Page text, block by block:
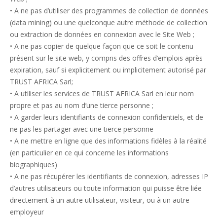
• A ne pas d’utiliser des programmes de collection de données
(data mining) ou une quelconque autre méthode de collection
ou extraction de données en connexion avec le Site Web ;
• A ne pas copier de quelque façon que ce soit le contenu
présent sur le site web, y compris des offres d’emplois après
expiration, sauf si explicitement ou implicitement autorisé par
TRUST AFRICA Sarl;
• A utiliser les services de TRUST AFRICA Sarl en leur nom
propre et pas au nom d’une tierce personne ;
• A garder leurs identifiants de connexion confidentiels, et de
ne pas les partager avec une tierce personne
• A ne mettre en ligne que des informations fidèles à la réalité
(en particulier en ce qui concerne les informations
biographiques)
• A ne pas récupérer les identifiants de connexion, adresses IP
d’autres utilisateurs ou toute information qui puisse être liée
directement à un autre utilisateur, visiteur, ou à un autre
employeur